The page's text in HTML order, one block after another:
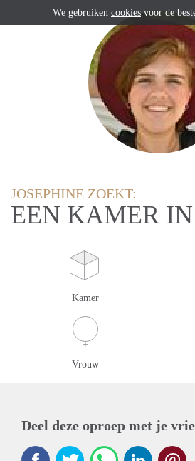
JOSEPHINE ZOEKT:
EEN KAMER
Kamer
Vrouw
Deel deze oproep met je
We gebruiken cookiesvoor de